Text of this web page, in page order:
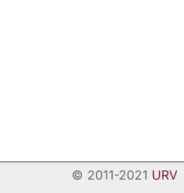
© 2011-2021 URV